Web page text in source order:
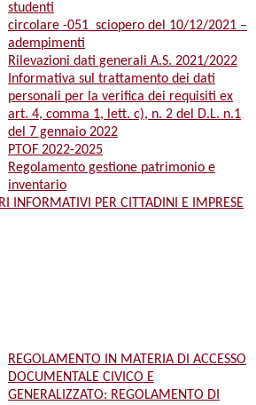
studenti
circolare -051_sciopero del 10/12/2021 –
adempimenti
Rilevazioni dati generali A.S. 2021/2022
Informativa sul trattamento dei dati
personali per la verifica dei requisiti ex
art. 4, comma 1, lett. c), n. 2 del D.L. n.1
del 7 gennaio 2022
PTOF 2022-2025
Regolamento gestione patrimonio e
inventario
INFORMATIVI PER CITTADINI E IMPRESE
REGOLAMENTO IN MATERIA DI ACCESSO
DOCUMENTALE CIVICO E
GENERALIZZATO: REGOLAMENTO DI